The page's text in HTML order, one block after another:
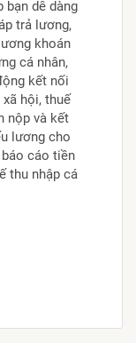
bạn dễ dàng
trả lương,
khoán
cá nhân,
kết nối
hội, thuế
nộp và kết
lương cho
cáo tiền
thu nhập cá